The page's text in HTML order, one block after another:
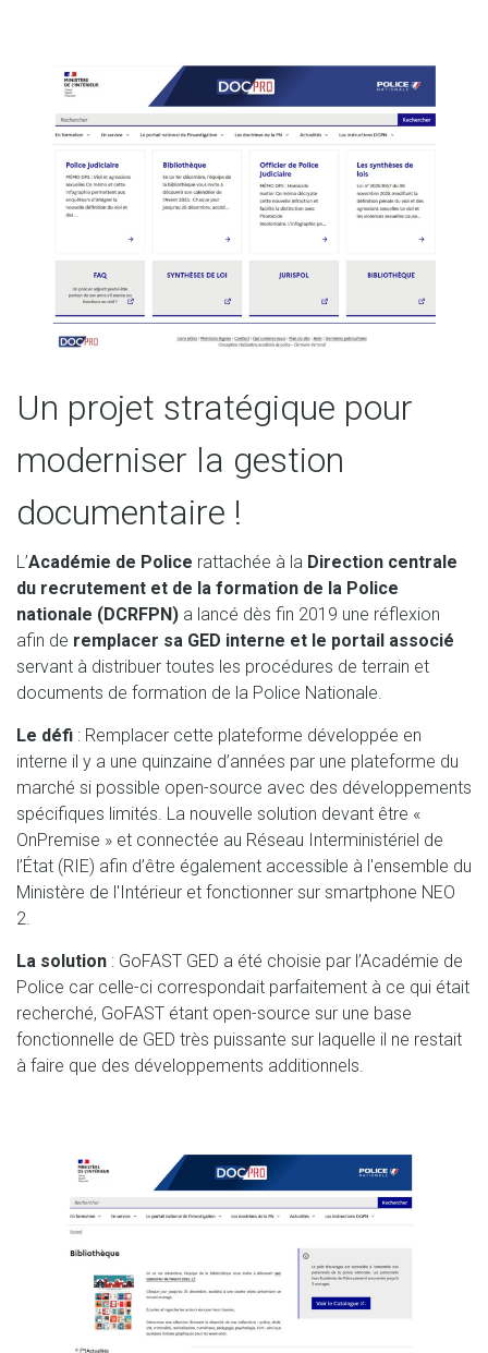
Un projet stratégique pour
moderniser la gestion
documentaire !
L’Académie de Police rattachée à la Direction centrale
du recrutement et de la formation de la Police
nationale (DCRFPN) a lancé dès fin 2019 une réflexion
afin de remplacer sa GED interne et le portail associé
servant à distribuer toutes les procédures de terrain et
documents de formation de la Police Nationale.
Le défi : Remplacer cette plateforme développée en
interne il y a une quinzaine d’années par une plateforme du
marché si possible open-source avec des développements
spécifiques limités. La nouvelle solution devant être «
OnPremise » et connectée au Réseau Interministériel de
l’État (RIE) afin d’être également accessible à l'ensemble du
Ministère de l'Intérieur et fonctionner sur smartphone NEO
2.
La solution : GoFAST GED a été choisie par l’Académie de
Police car celle-ci correspondait parfaitement à ce qui était
recherché, GoFAST étant open-source sur une base
fonctionnelle de GED très puissante sur laquelle il ne restait
à faire que des développements additionnels.